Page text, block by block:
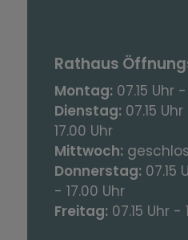
Rathaus
Montag: 07.15 Uhr
Dienstag: 07.15
17.00 Uhr
Mittwoch:
Donnerstag: 07.15
- 17.00 Uhr
Freitag: 07.15 Uhr -